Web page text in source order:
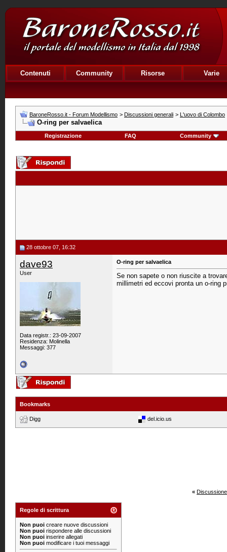
Contenuti Community Risorse Varie
BaroneRosso.it - Forum Modellismo > Discussioni generali > L'uovo di Colombo
O-ring per salvaelica
Registrazione FAQ Community
28 ottobre 07, 16:32
dave93
User
Data registr.: 23-09-2007
Residenza: Molinella
Messaggi: 377
O-ring per salvaelica
Se non sapete o non riuscite a
millimetri ed eccovi pronta un o-ring
Bookmarks
Digg del.icio.us
«
Regole di scrittura
Non puoi creare nuove discussioni
Non puoi rispondere alle discussioni
Non puoi inserire allegati
Non puoi modificare i tuoi messaggi